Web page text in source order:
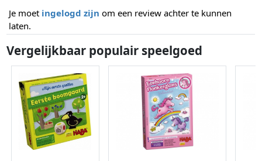
Je moet ingelogd zijn om een review achter te kunnen
laten.
Vergelijkbaar populair speelgoed